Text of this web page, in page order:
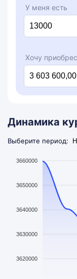
У меня есть
Хочу
Динамика
Выберите период:
3660000
3650000
3640000
3630000
3620000